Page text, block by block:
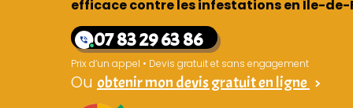
efficace contre les infestations en Île-de-
07 83 29 63 86
Prix d’un appel • Devis gratuit et sans engagement
Ou obtenir mon devis gratuit en ligne >